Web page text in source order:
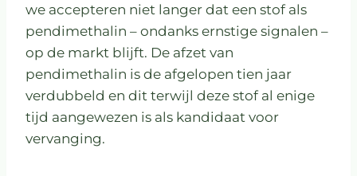
we accepteren niet langer dat een stof als
pendimethalin – ondanks ernstige signalen –
op de markt blijft. De afzet van
pendimethalin is de afgelopen tien jaar
verdubbeld en dit terwijl deze stof al enige
tijd aangewezen is als kandidaat voor
vervanging.